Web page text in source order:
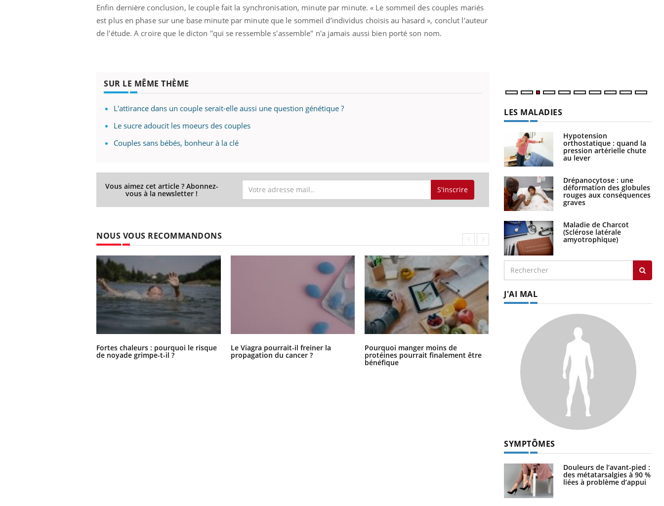
Enfin dernière conclusion, le couple fait la synchronisation, minute par minute. « Le sommeil des couples mariés
est plus en phase sur une base minute par minute que le sommeil d’individus choisis au hasard », conclut l’auteur
de l'étude. A croire que le dicton "qui se ressemble s'assemble" n'a jamais aussi bien porté son nom.
SUR LE MÊME THÈME
L'attirance dans un couple serait-elle aussi une question génétique ?
Le sucre adoucit les moeurs des couples
Couples sans bébés, bonheur à la clé
Vous aimez cet article ? Abonnez-
vous à la newsletter ! S'inscrire
NOUS VOUS RECOMMANDONS
Fortes chaleurs : pourquoi le risque
de noyade grimpe-t-il ?
Le Viagra pourrait-il freiner la
propagation du cancer ?
Pourquoi manger moins de
protéines pourrait finalement être
bénéfique
Grossesse et chaleur : ce que dit la
science
LES MALADIES
Hypotension
orthostatique : quand la
pression artérielle chute
au lever
Drépanocytose : une
déformation des globules
rouges aux conséquences
graves
Maladie de Charcot
(Sclérose latérale
amyotrophique)
J'AI MAL
SYMPTÔMES
Douleurs de l’avant-pied :
des métatarsalgies à 90 %
liées à problème d’appui